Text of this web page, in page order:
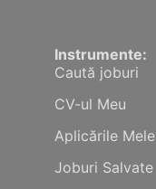
Instrumente:
Caută joburi
CV-ul Meu
Aplicările Mele
Joburi Salvate